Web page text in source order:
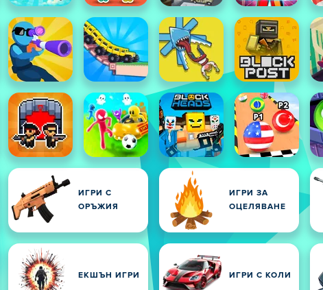
ИГРИ С
ОРЪЖИЯ
ИГРИ ЗА
ОЦЕЛЯВАНЕ
ЕКШЪН ИГРИ ИГРИ С КОЛИ